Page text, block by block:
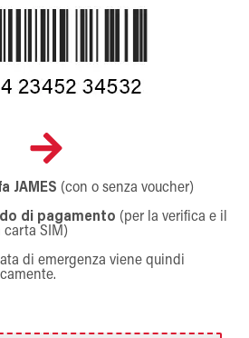
JAMES (con o senza voucher)
di pagamento (per la verifica e il
carta SIM)
di emergenza viene quindi